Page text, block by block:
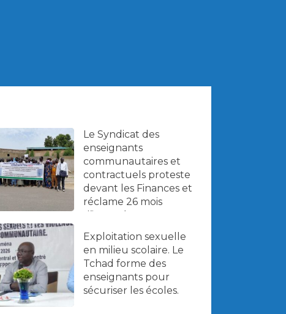
Le Syndicat des
enseignants
communautaires et
contractuels proteste
devant les Finances et
réclame 26 mois
Exploitation sexuelle
en milieu scolaire. Le
Tchad forme des
enseignants pour
sécuriser les écoles.